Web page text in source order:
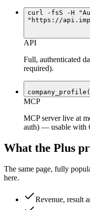
curl -fsS -H
"https://
API
Full, authenticated
required).
MCP
MCP server live at
auth) — usable with
What the Plus
The same page, fully
here.
Revenue, result